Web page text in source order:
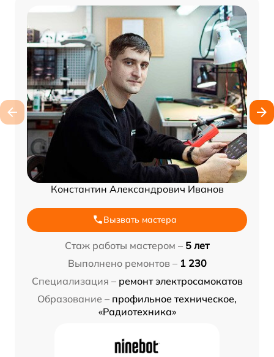
Константин Александрович Иванов
Вызвать мастера
Стаж работы мастером – 5 лет
Выполнено ремонтов – 1 230
Специализация – ремонт электросамокатов
Образование – профильное техническое,
«Радиотехника»